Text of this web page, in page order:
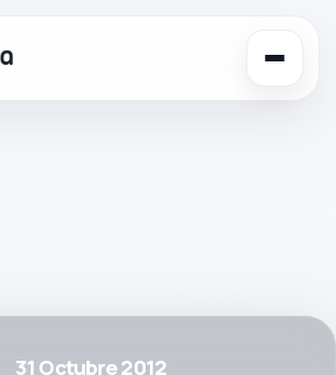
31 Octubre 2012